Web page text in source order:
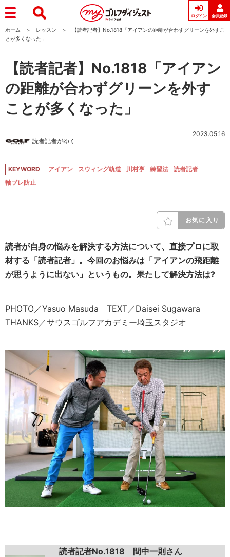
ログイン 会員登録
ホーム レッスン
【読者記者】No.1818「アイアンの距離が合わずグリーンを外すこ
とが多くなった」
【読者記者】No.1818「アイアン
の距離が合わずグリーンを外す
ことが多くなった」
読者記者がゆく
2023.05.16
KEYWORD アイアン スウィング軌道 川村亨 練習法
読者記者
軸ブレ防止
お気に入り
読者が自身の悩みを解決する方法について、直接プロに取
材する「読者記者」。今回のお悩みは「アイアンの飛距離
が思うように出ない」というもの。果たして解決方法は?
PHOTO／Yasuo Masuda TEXT／Daisei Sugawara
THANKS／サウスゴルフアカデミー埼玉スタジオ
読者記者No.1818 間中一則さん